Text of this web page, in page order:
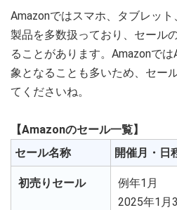
Amazonではスマホ、タブレッ
製品を多数扱っており、セール
ることがあります。Amazonで
象となることも多いため、セー
てくださいね。
【Amazonのセール一覧】
セール名称
開催月・日
初売りセール
例年1月
2025年1月